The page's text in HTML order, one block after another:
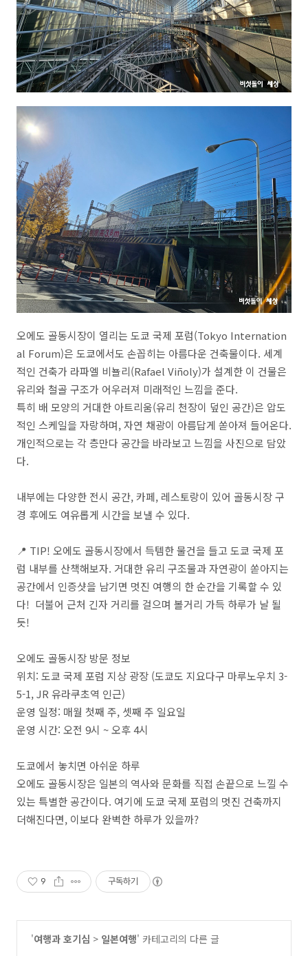
오에도 골동시장이 열리는 도쿄 국제 포럼(Tokyo Internation
al Forum)은 도쿄에서도 손꼽히는 아름다운 건축물이다. 세계
적인 건축가 라파엘 비뇰리(Rafael Viñoly)가 설계한 이 건물은
유리와 철골 구조가 어우러져 미래적인 느낌을 준다.
특히 배 모양의 거대한 아트리움(유리 천장이 덮인 공간)은 압도
적인 스케일을 자랑하며,자연 채광이 아름답게 쏟아져 들어온다.
개인적으로는 각 층만다 공간을 바라보고 느낌을 사진으로 담았
다.
내부에는 다양한 전시 공간,카페, 레스토랑이 있어 골동시장 구
경 후에도 여유롭게 시간을 보낼 수 있다.
📍 TIP! 오에도 골동시장에서 득템한 물건을 들고 도쿄 국제 포
럼 내부를 산책해보자. 거대한 유리 구조물과 자연광이 쏟아지는
공간에서 인증샷을 남기면 멋진 여행의 한 순간을 기록할 수 있
다! 더불어 근처 긴자 거리를 걸으며 볼거리 가득 하루가 날 될
듯!
오에도 골동시장 방문 정보
위치: 도쿄 국제 포럼 지상 광장 (도쿄도 지요다구 마루노우치 3-
5-1, JR 유라쿠초역 인근)
운영 일정: 매월 첫째 주, 셋째 주 일요일
운영 시간: 오전 9시 ~오후4시
도쿄에서 놓치면 아쉬운 하루
오에도 골동시장은 일본의 역사와 문화를 직접 손끝으로 느낄 수
있는 특별한 공간이다. 여기에 도쿄 국제 포럼의 멋진 건축까지
더해진다면, 이보다 완벽한 하루가 있을까?
9 구독하기
'여행과 호기심 > 일본여행' 카테고리의 다른 글